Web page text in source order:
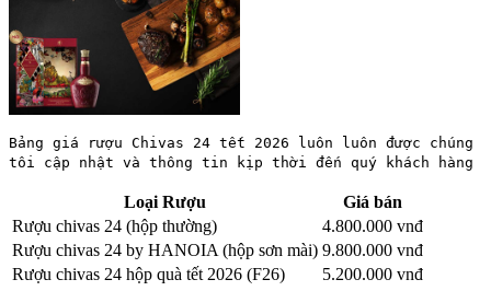
Bảng giá rượu Chivas 24 tết 2026 luôn luôn được chúng
tôi cập nhật và thông tin kịp thời đến quý khách hàng
Loại Rượu
Giá bán
Rượu chivas 24 (hộp thường)
4.800.000 vnđ
Rượu chivas 24 by HANOIA (hộp sơn mài) 9.800.000 vnđ
Rượu chivas 24 hộp quà tết 2026 (F26)
5.200.000 vnđ